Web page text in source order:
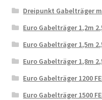
Dreipunkt Gabelträger
Euro Gabelträger 1,2m
Euro Gabelträger 1,5m
Euro Gabelträger 1,8m
Euro Gabelträger 1200
Euro Gabelträger 1500